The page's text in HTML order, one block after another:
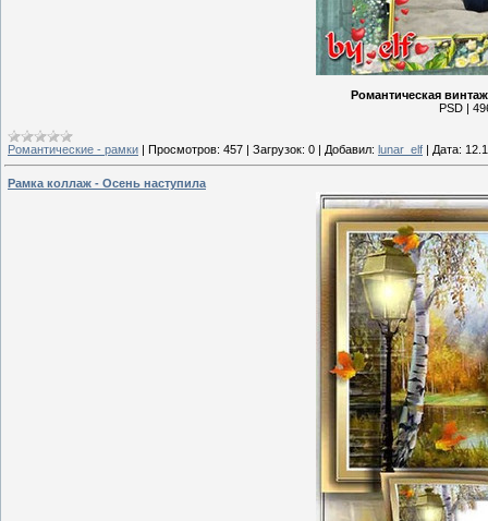
Романтическая
PSD |
Романтические - рамки | Просмотров: 457 | Загрузок: 0 | Добавил: lunar_elf | Дата:
Рамка коллаж - Осень наступила